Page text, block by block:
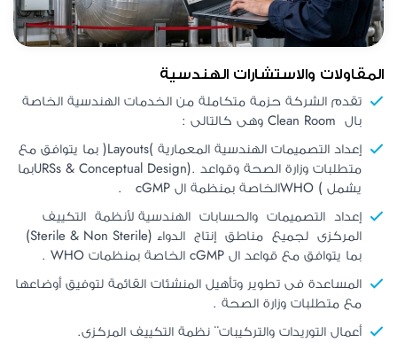
المقاولات والاستشارات الهندسية
تقدم الشركة حزمة متكاملة من الخدمات الهندسية الخاصة
بال Clean Room وهى كالتالى :
إعداد التصميمات الهندسية المعمارية )Layouts( بما يتوافق مع
متطلبات وزارة الصحة وقواعد .(URSs & Conceptual Designبما
يشمل ) WHOالخاصة بمنظمة ال cGMP .
إعداد التصميمات والحسابات الهندسية لأنظمة التكييف
المركزى لجميع مناطق إنتاج الدواء (Sterile & Non Sterile)
بما يتوافق مع قواعد ال cGMP الخاصة بمنظمات WHO .
المساعدة فى تطوير وتأهيل المنشئات القائمة لتوفيق أوضاعها
مع متطلبات وزارة الصحة .
أعمال التوريدات والتركيبات ̈ نظمة التكييف المركزى.